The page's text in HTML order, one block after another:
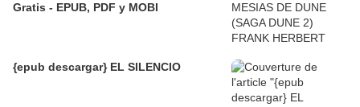
Gratis - EPUB, PDF y MOBI
{epub descargar} EL SILENCIO